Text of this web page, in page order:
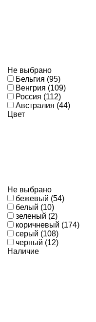
Не выбрано
Бельгия (95)
Венгрия (109)
Россия (112)
Австралия (44)
Цвет
Не выбрано
бежевый (54)
белый (10)
зеленый (2)
коричневый (174)
серый (108)
черный (12)
Наличие